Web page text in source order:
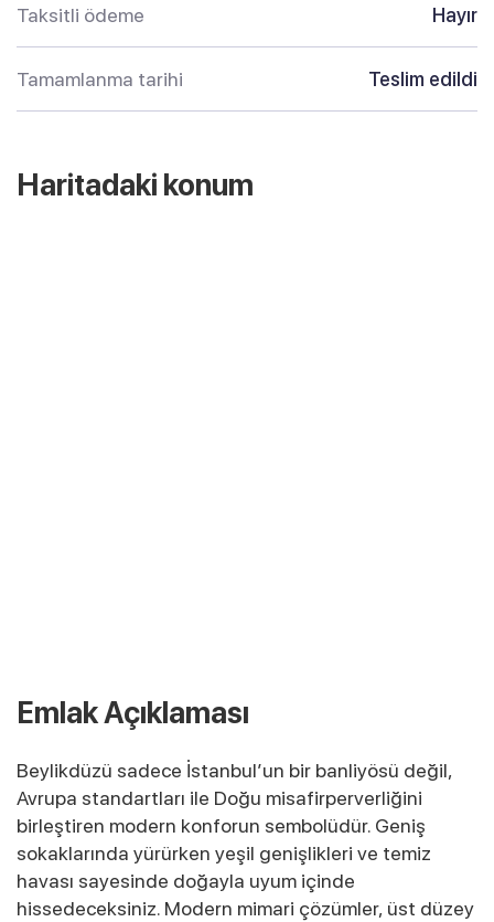
Taksitli ödeme Hayır
Tamamlanma tarihi Teslim edildi
Haritadaki konum
Emlak Açıklaması
Beylikdüzü sadece İstanbul’un bir banliyösü değil,
Avrupa standartları ile Doğu misafirperverliğini
birleştiren modern konforun sembolüdür. Geniş
sokaklarında yürürken yeşil genişlikleri ve temiz
havası sayesinde doğayla uyum içinde
hissedeceksiniz. Modern mimari çözümler, üst düzey